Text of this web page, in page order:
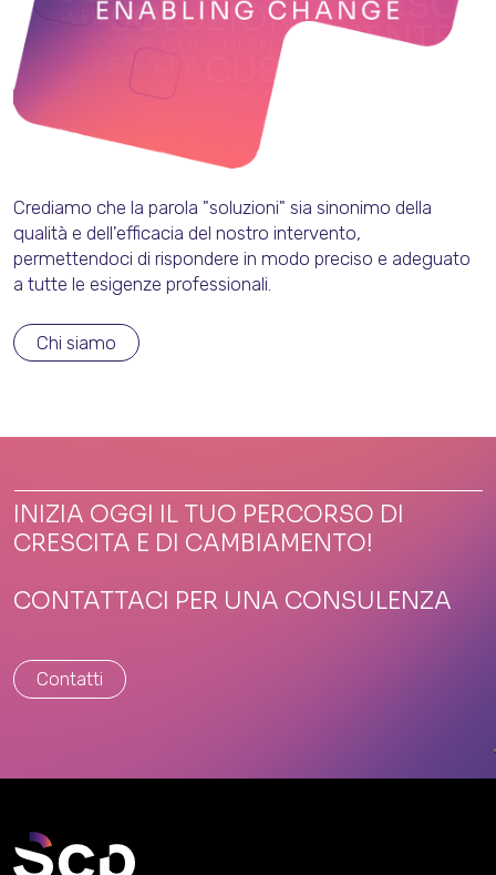
Crediamo che la parola "soluzioni" sia sinonimo della
qualità e dell'efficacia del nostro intervento,
permettendoci di rispondere in modo preciso e adeguato
a tutte le esigenze professionali.
Chi siamo
INIZIA OGGI IL TUO PERCORSO DI
CRESCITA E DI CAMBIAMENTO!
CONTATTACI PER UNA CONSULENZA
Contatti